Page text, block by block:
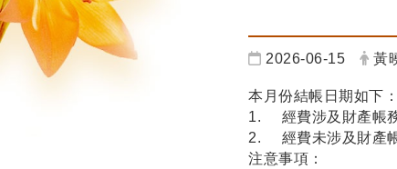
日期：
2026-06-15 發黃
本月份結帳日期如下：
1. 經費涉及財產帳
2. 經費未涉及財產
注意事項：